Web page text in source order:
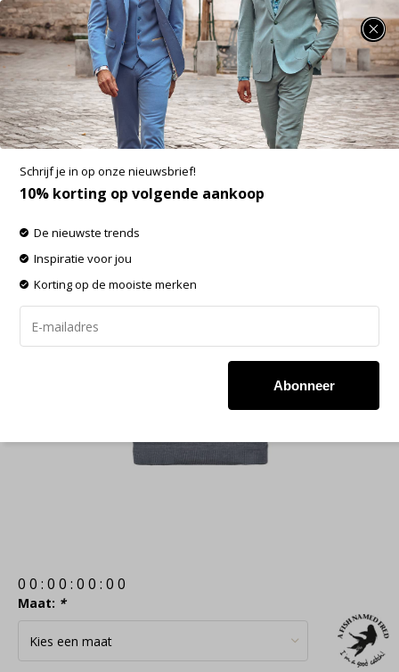
SUMMER SALE: 25% t/m 50% korting op heel veel zomerse items!
A Fish Named Fred Coltrui Merino Grey
(23.01.508)
Aan verlanglijst toevoegen
0 0 : 0 0 : 0 0 : 0 0
Maat: *
Schrijf je in op onze nieuwsbrief!
10% korting op volgende aankoop
De nieuwste trends
Inspiratie voor jou
Korting op de mooiste merken
Abonneer